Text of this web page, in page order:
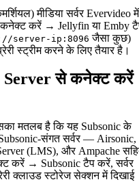
मीडिया सर्वर Evervideo में
करें → Jellyfin या Emby
server-ip:8096 जैसा कुछ)
स्ट्रीम करने के लिए तैयार है।
Server से कनेक्ट करें
मतलब है कि यह Subsonic के
संगत सर्वर — Airsonic,
(LMS), और Ampache
करें → Subsonic टैप करें, सर्वर
क्लाउड स्टोरेज सेक्शन में दिखाई